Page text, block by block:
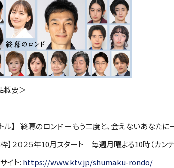
概要＞
ル】 『終幕のロンド ーもう二度と、会えないあなたに
枠】２０２５年10月スタート 毎週月曜よる10時（カン
イト: https://www.ktv.jp/shumaku-rondo/